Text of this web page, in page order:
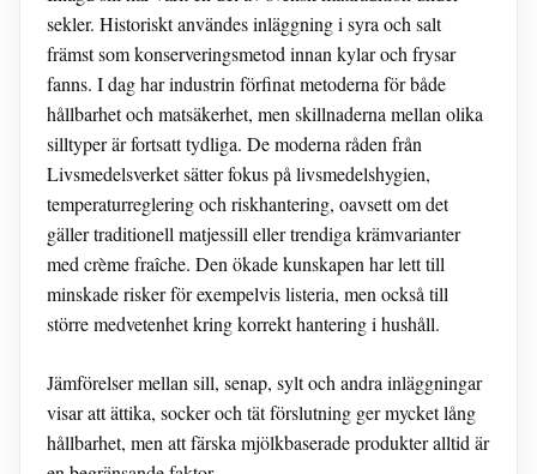
sekler. Historiskt användes inläggning i syra och salt
främst som konserveringsmetod innan kylar och frysar
fanns. I dag har industrin förfinat metoderna för både
hållbarhet och matsäkerhet, men skillnaderna mellan olika
silltyper är fortsatt tydliga. De moderna råden från
Livsmedelsverket sätter fokus på livsmedelshygien,
temperaturreglering och riskhantering, oavsett om det
gäller traditionell matjessill eller trendiga krämvarianter
med crème fraîche. Den ökade kunskapen har lett till
minskade risker för exempelvis listeria, men också till
större medvetenhet kring korrekt hantering i hushåll.
Jämförelser mellan sill, senap, sylt och andra inläggningar
visar att ättika, socker och tät förslutning ger mycket lång
hållbarhet, men att färska mjölkbaserade produkter alltid är